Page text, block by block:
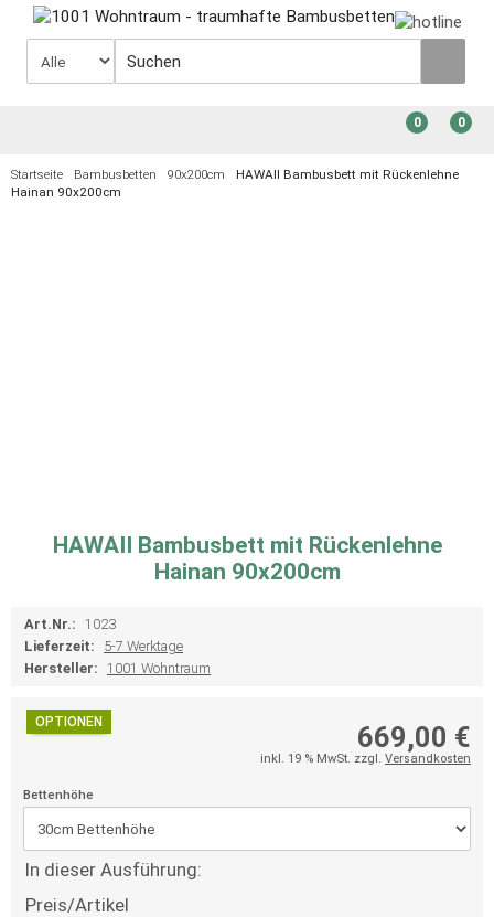
0
0
Startseite Bambusbetten 90x200cm
HAWAII Bambusbett mit Rückenlehne
Hainan 90x200cm
HAWAII Bambusbett mit Rückenlehne
Hainan 90x200cm
Art.Nr.: 1023
Lieferzeit:
5-7 Werktage
Hersteller: 1001 Wohntraum
OPTIONEN 669,00 €
inkl. 19 % MwSt. zzgl. Versandkosten
Bettenhöhe
In dieser Ausführung:
Preis/Artikel